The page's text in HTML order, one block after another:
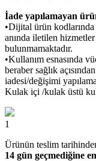
İade yapılamayan
•Dijital ürün
anında iletilen
bulunmamaktadır.
•Kullanım esnasında
beraber sağlık
iadesi/değişimi
Kulak içi /kulak üstü
1
Ürünün teslim
14 gün geçmediğine